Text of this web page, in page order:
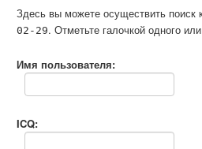
Здесь вы можете осуществить поиск
02-29. Отметьте галочкой одного
Имя пользователя:
ICQ: